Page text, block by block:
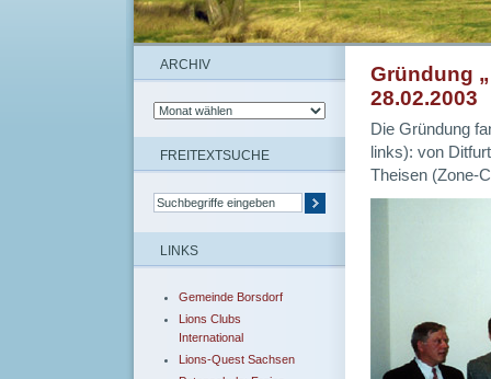
ARCHIV
FREITEXTSUCHE
LINKS
Gemeinde Borsdorf
Lions Clubs
International
Lions-Quest Sachsen
Gründung
28.02.2003
Die Gründung
links): von
Theisen (Zone-